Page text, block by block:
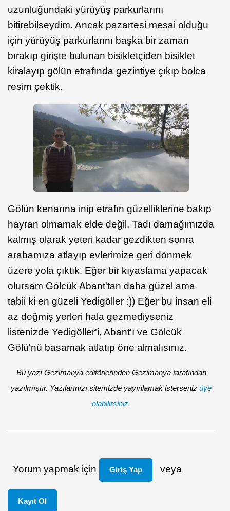
uzunluğundaki yürüyüş parkurlarını
bitirebilseydim. Ancak pazartesi mesai olduğu
için yürüyüş parkurlarını başka bir zaman
bırakıp girişte bulunan bisikletçiden bisiklet
kiralayıp gölün etrafında gezintiye çıkıp bolca
resim çektik.
Gölün kenarına inip etrafın güzelliklerine bakıp
hayran olmamak elde değil. Tadı damağımızda
kalmış olarak yeteri kadar gezdikten sonra
arabamıza atlayıp evlerimize geri dönmek
üzere yola çıktık. Eğer bir kıyaslama yapacak
olursam Gölcük Abant'tan daha güzel ama
tabii ki en güzeli Yedigöller :)) Eğer bu insan eli
az değmiş yerleri hala gezmediyseniz
listenizde Yedigöller'i, Abant'ı ve Gölcük
Gölü'nü basamak atlatıp öne almalısınız.
Bu yazı Gezimanya editörlerinden Gezimanya tarafından
yazılmıştır. Yazılarınızı sitemizde yayınlamak isterseniz üye
olabilirsiniz.
Yorum yapmak için Giriş Yap veya
Kayıt Ol